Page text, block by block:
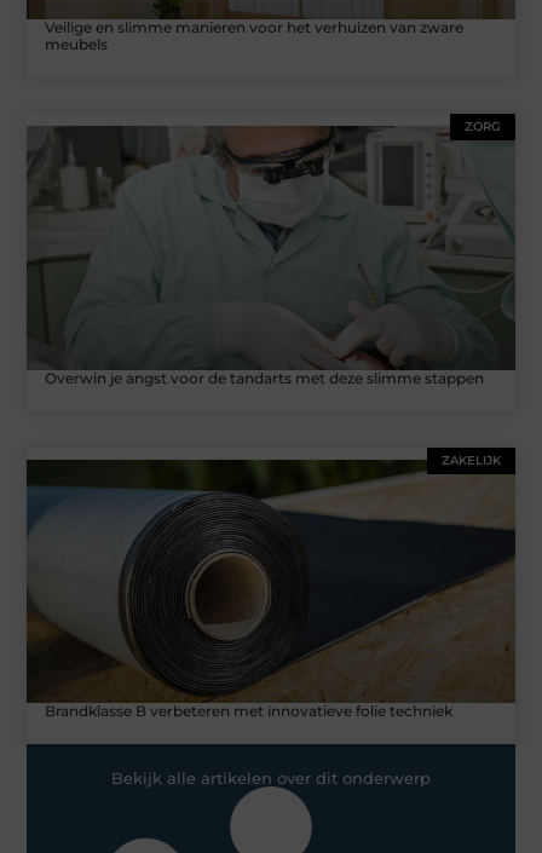
Veilige en slimme manieren voor het verhuizen van zware
meubels
ZORG
Overwin je angst voor de tandarts met deze slimme stappen
ZAKELIJK
Brandklasse B verbeteren met innovatieve folie techniek
Bekijk alle artikelen over dit onderwerp